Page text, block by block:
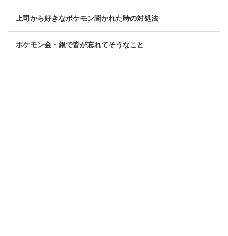
上司から好きなポケモン聞かれた時の対処法
ポケモン金・銀で皆が忘れてそうなこと